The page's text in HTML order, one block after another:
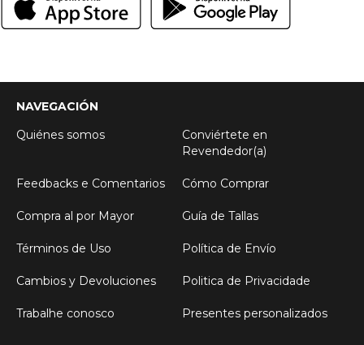
NAVEGACIÓN
Quiénes somos
Conviértete en
Revendedor(a)
Feedbacks e Comentarios Cómo Comprar
Compra al por Mayor Guía de Tallas
Términos de Uso Política de Envío
Cambios y Devoluciones Politica de Privacidade
Trabalhe conosco Presentes personalizados